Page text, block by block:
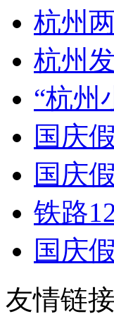
杭州
杭州
“杭州
国庆
国庆
铁路
国庆
友情链接